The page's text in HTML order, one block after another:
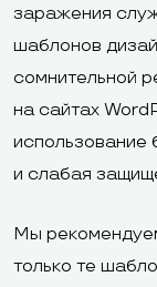
заражения
шаблонов
сомнительной
на сайтах
использование
и слабая
Мы
только те